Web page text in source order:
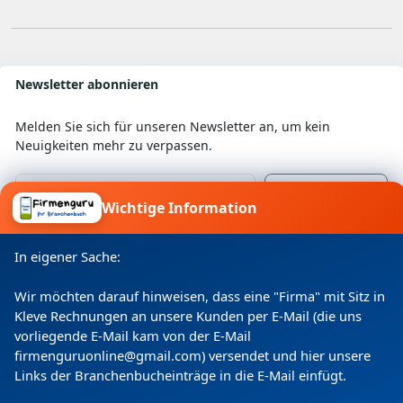
Newsletter abonnieren
Melden Sie sich für unseren Newsletter an, um kein
Neuigkeiten mehr zu verpassen.
Ich willige ein, dass meine Angaben laut
werden.
Wichtige Information
In eigener Sache:
Wir möchten darauf hinweisen, dass eine "Firma" mit Sitz in
Kleve Rechnungen an unsere Kunden per E-Mail (die uns
vorliegende E-Mail kam von der E-Mail
firmenguruonline@gmail.com) versendet und hier unsere
Links der Branchenbucheinträge in die E-Mail einfügt.